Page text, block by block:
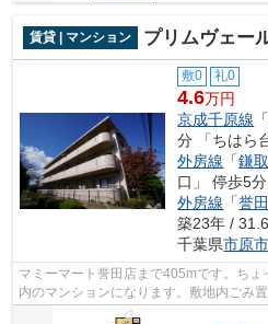
賃貸 | マンション プリムヴェー
敷0 礼0
4.6万円
京成千原線 「
分 「ちはら
外房線 「鎌取
口」 停歩5分
外房線 「誉田
築23年 /
千葉県市原市
マミーマート誉田店まで405mです。ち
内のマンションになります。敷地内ごみ
負担を少しでも減らすことができます。...